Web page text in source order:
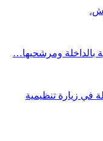
بالداخلة ومرشحيها…
في زيارة تنظيمية